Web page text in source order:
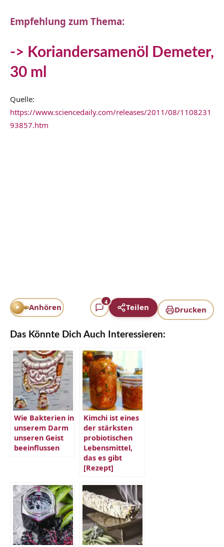
Empfehlung zum Thema:
-> Koriandersamenöl Demeter,
30 ml
Quelle:
https://www.sciencedaily.com/releases/2011/08/1108231
93857.htm
Drucken
Anhören
4
Teilen
Das Könnte Dich Auch Interessieren:
Wie Bakterien in
unserem Darm
unseren Geist
beeinflussen
Kimchi ist eines
der stärksten
probiotischen
Lebensmittel,
das es gibt
[Rezept]